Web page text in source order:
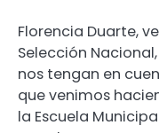
Florencia Duarte,
Selección
nos tengan en
que venimos
la Escuela